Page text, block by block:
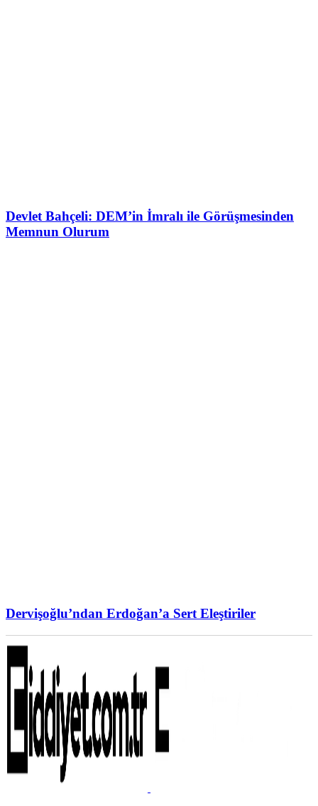
Devlet Bahçeli: DEM’in İmralı ile Görüşmesinden
Memnun Olurum
Dervişoğlu’ndan Erdoğan’a Sert Eleştiriler